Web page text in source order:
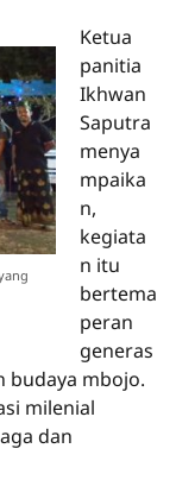
Ketua
panitia
Ikhwan
Saputra
menya
mpaika
n,
kegiata
n itu
bertema
peran
generas
budaya mbojo.
milenial
dan